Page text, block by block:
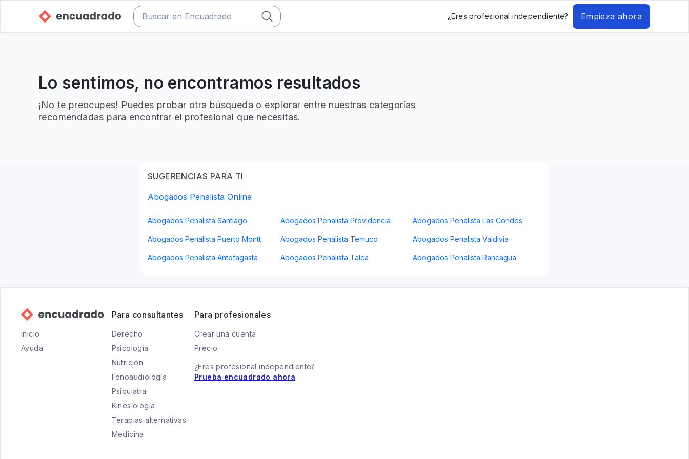
¿Eres profesional independiente? Empieza ahora
Lo sentimos, no encontramos resultados
¡No te preocupes! Puedes probar otra búsqueda o explorar entre nuestras categorías
recomendadas para encontrar el profesional que necesitas.
SUGERENCIAS PARA TI
Abogados Penalista Online
Abogados Penalista Santiago Abogados Penalista Providencia Abogados Penalista Las Condes
Abogados Penalista Puerto Montt Abogados Penalista Temuco Abogados Penalista Valdivia
Abogados Penalista Antofagasta Abogados Penalista Talca Abogados Penalista Rancagua
Inicio
Ayuda
Para consultantes
Derecho
Psicología
Nutrición
Fonoaudiología
Psiquiatra
Kinesiología
Terapias alternativas
Medicina
Para profesionales
Crear una cuenta
Precio
¿Eres profesional independiente?
Prueba encuadrado ahora